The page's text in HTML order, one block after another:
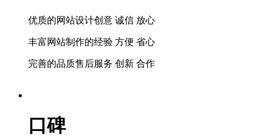
优质的网站设计创意 诚信 放心
丰富网站制作的经验 方便 省心
完善的品质售后服务 创新 合作
口碑